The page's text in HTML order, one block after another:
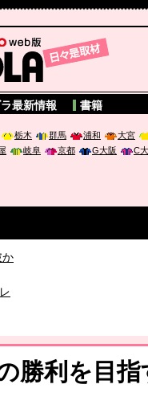
最新情報 書籍
栃木 群馬 浦和
大宮
岐阜 京都 G大阪
C
か
個」
勝利を目